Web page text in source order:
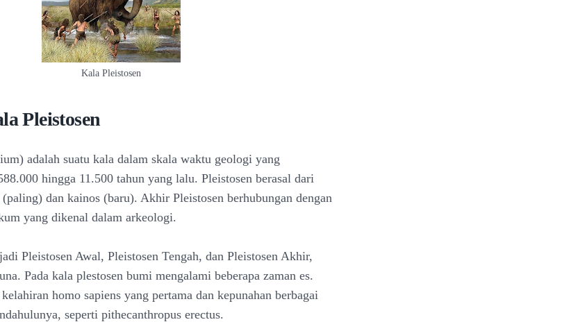
Kala Pleistosen
Pleistosen
adalah suatu kala dalam skala waktu geologi yang
hingga 11.500 tahun yang lalu. Pleistosen berasal dari
(paling) dan kainos (baru). Akhir Pleistosen berhubungan dengan
yang dikenal dalam arkeologi.
Pleistosen Awal, Pleistosen Tengah, dan Pleistosen Akhir,
Pada kala plestosen bumi mengalami beberapa zaman es.
homo sapiens yang pertama dan kepunahan berbagai
seperti pithecanthropus erectus.